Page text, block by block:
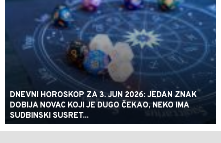
DNEVNI HOROSKOP ZA 3. JUN 2026: JEDAN ZNAK
DOBIJA NOVAC KOJI JE DUGO ČEKAO, NEKO IMA
SUDBINSKI SUSRET...